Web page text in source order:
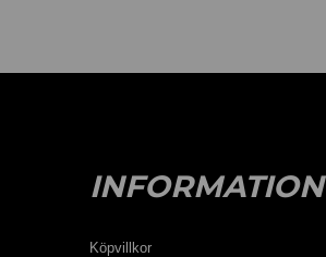
INFORMATION
Köpvillkor